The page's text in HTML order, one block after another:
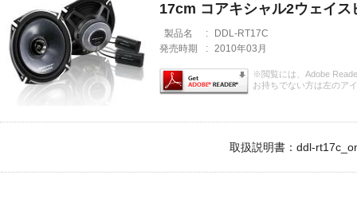
17cm コアキシャル2ウェイス
製品名 :
DDL-RT17C
発売時期
: 2010年03月
※閲覧には、Adobe
お持ちでない方は左のア
取扱説明書：ddl-